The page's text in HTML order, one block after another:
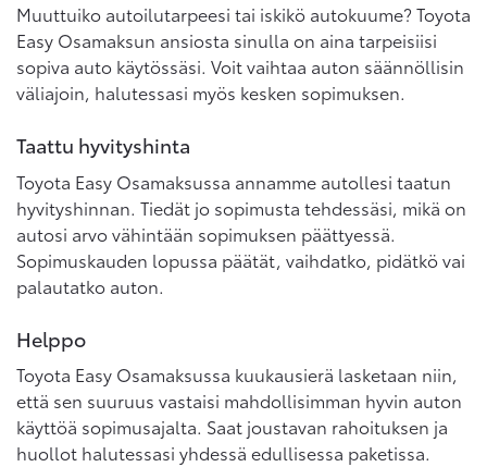
Muuttuiko autoilutarpeesi tai iskikö autokuume? Toyota
Easy Osamaksun ansiosta sinulla on aina tarpeisiisi
sopiva auto käytössäsi. Voit vaihtaa auton säännöllisin
väliajoin, halutessasi myös kesken sopimuksen.
Taattu hyvityshinta
Toyota Easy Osamaksussa annamme autollesi taatun
hyvityshinnan. Tiedät jo sopimusta tehdessäsi, mikä on
autosi arvo vähintään sopimuksen päättyessä.
Sopimuskauden lopussa päätät, vaihdatko, pidätkö vai
palautatko auton.
Helppo
Toyota Easy Osamaksussa kuukausierä lasketaan niin,
että sen suuruus vastaisi mahdollisimman hyvin auton
käyttöä sopimusajalta. Saat joustavan rahoituksen ja
huollot halutessasi yhdessä edullisessa paketissa.